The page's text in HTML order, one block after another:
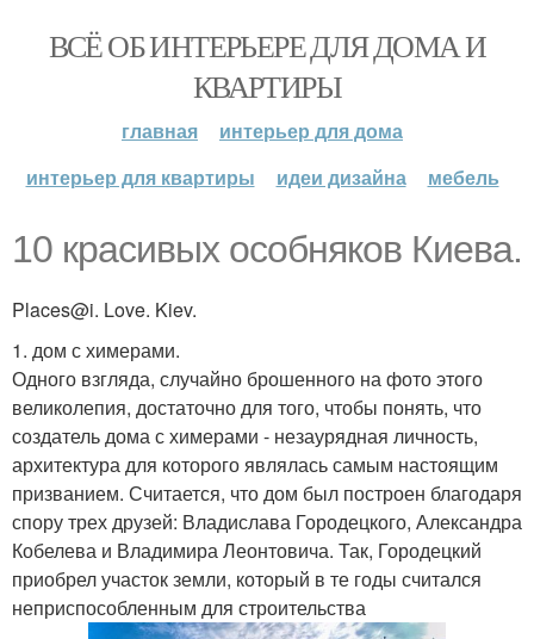
ВСЁ ОБ ИНТЕРЬЕРЕ ДЛЯ ДОМА И
КВАРТИРЫ
главная
интерьер для дома
интерьер для квартиры
идеи дизайна мебель
10 красивых особняков Киева.
Places@i. Love. Kiev.
1. дом с химерами.
Одного взгляда, случайно брошенного на фото этого
великолепия, достаточно для того, чтобы понять, что
создатель дома с химерами - незаурядная личность,
архитектура для которого являлась самым настоящим
призванием. Считается, что дом был построен благодаря
спору трех друзей: Владислава Городецкого, Александра
Кобелева и Владимира Леонтовича. Так, Городецкий
приобрел участок земли, который в те годы считался
неприспособленным для строительства